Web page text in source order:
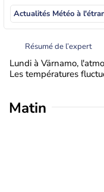
Résumé de l’expert
Lundi à Värnamo,
Les températures
Matin